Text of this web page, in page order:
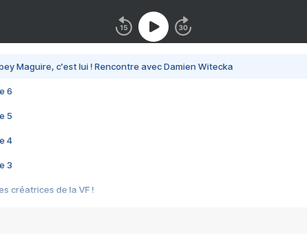
Maguire, c'est lui ! Rencontre avec Damien Witecka
6
5
4
3
créatrices de la VF !